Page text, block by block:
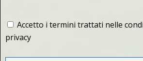
Accetto i termini trattati nelle
privacy